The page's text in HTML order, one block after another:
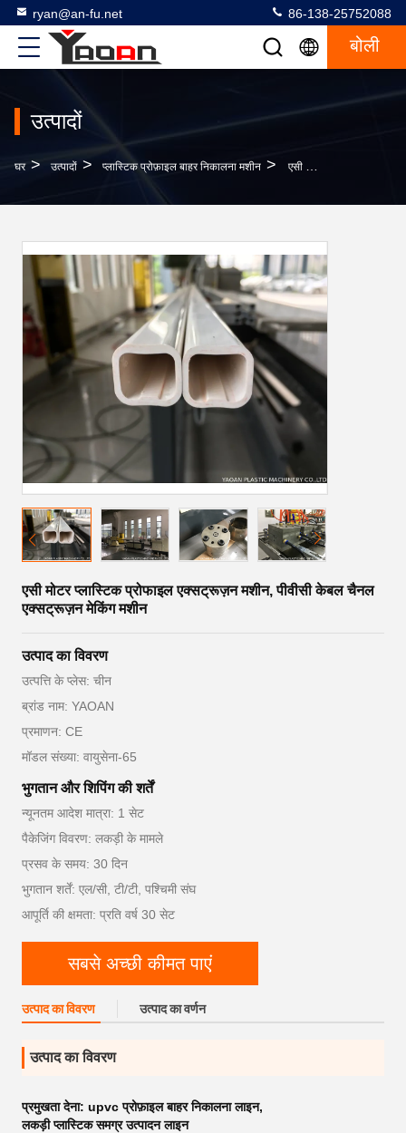
ryan@an-fu.net 86-138-25752088
बोली
उत्पादों
घर > उत्पादों > प्लास्टिक प्रोफ़ाइल बाहर निकालना मशीन > एसी मोटर प्लास्टिक प्रोफाइल एक्सट्रूज़न मशीन, पीवीसी केबल चैनल एक्सट्रूज़न मेकिंग मशीन
एसी मोटर प्लास्टिक प्रोफाइल एक्सट्रूज़न मशीन, पीवीसी केबल चैनल
एक्सट्रूज़न मेकिंग मशीन
उत्पाद का विवरण
उत्पत्ति के प्लेस: चीन
ब्रांड नाम: YAOAN
प्रमाणन: CE
मॉडल संख्या: वायुसेना-65
भुगतान और शिपिंग की शर्तें
न्यूनतम आदेश मात्रा: 1 सेट
पैकेजिंग विवरण: लकड़ी के मामले
प्रसव के समय: 30 दिन
भुगतान शर्तें: एल/सी, टी/टी, पश्चिमी संघ
आपूर्ति की क्षमता: प्रति वर्ष 30 सेट
सबसे अच्छी कीमत पाएं
उत्पाद का विवरण उत्पाद का वर्णन
उत्पाद का विवरण
प्रमुखता देना: upvc प्रोफ़ाइल बाहर निकालना लाइन,
लकड़ी प्लास्टिक समग्र उत्पादन लाइन